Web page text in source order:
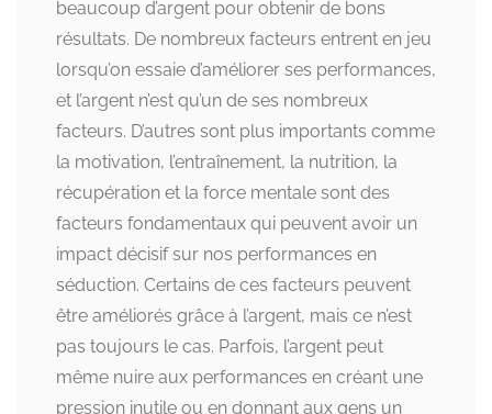
beaucoup d’argent pour obtenir de bons
résultats. De nombreux facteurs entrent en jeu
lorsqu’on essaie d’améliorer ses performances,
et l’argent n’est qu’un de ses nombreux
facteurs. D’autres sont plus importants comme
la motivation, l’entraînement, la nutrition, la
récupération et la force mentale sont des
facteurs fondamentaux qui peuvent avoir un
impact décisif sur nos performances en
séduction. Certains de ces facteurs peuvent
être améliorés grâce à l’argent, mais ce n’est
pas toujours le cas. Parfois, l’argent peut
même nuire aux performances en créant une
pression inutile ou en donnant aux gens un